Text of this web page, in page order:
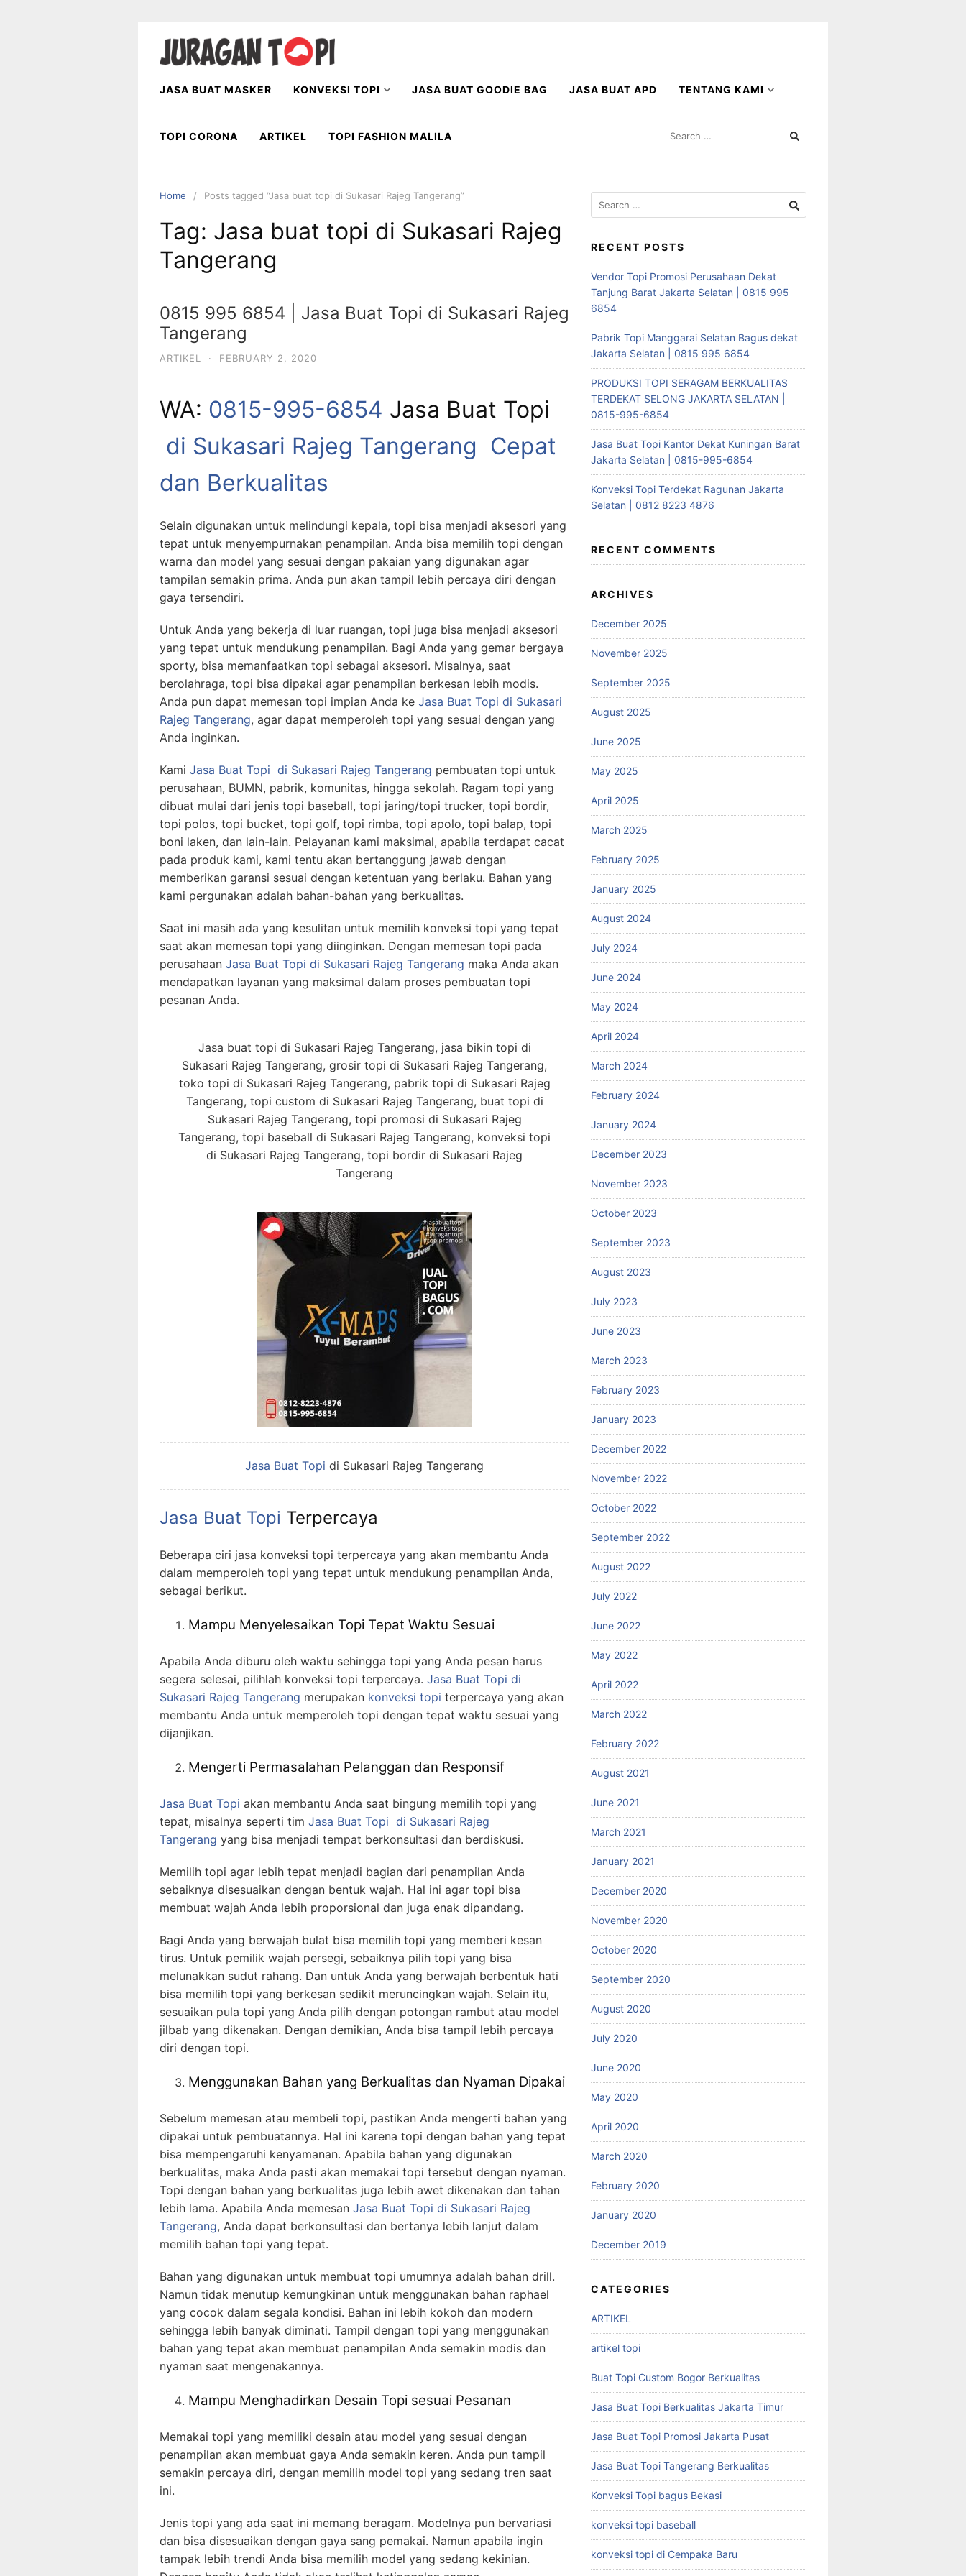
JASA BUAT MASKER KONVEKSI TOPI JASA BUAT GOODIE BAG JASA BUAT APD TENTANG KAMI
TOPI CORONA ARTIKEL TOPI FASHION MALILA
Home Posts tagged “Jasa buat topi di Sukasari Rajeg Tangerang”
Tag: Jasa buat topi di Sukasari Rajeg
Tangerang
0815 995 6854 | Jasa Buat Topi di Sukasari Rajeg
Tangerang
ARTIKEL · FEBRUARY 2, 2020
WA: 0815-995-6854 Jasa Buat Topi
di Sukasari Rajeg Tangerang Cepat
dan Berkualitas
Selain digunakan untuk melindungi kepala, topi bisa menjadi aksesori yang
tepat untuk menyempurnakan penampilan. Anda bisa memilih topi dengan
warna dan model yang sesuai dengan pakaian yang digunakan agar
tampilan semakin prima. Anda pun akan tampil lebih percaya diri dengan
gaya tersendiri.
Untuk Anda yang bekerja di luar ruangan, topi juga bisa menjadi aksesori
yang tepat untuk mendukung penampilan. Bagi Anda yang gemar bergaya
sporty, bisa memanfaatkan topi sebagai aksesori. Misalnya, saat
berolahraga, topi bisa dipakai agar penampilan berkesan lebih modis.
Anda pun dapat memesan topi impian Anda ke Jasa Buat Topi di Sukasari
Rajeg Tangerang, agar dapat memperoleh topi yang sesuai dengan yang
Anda inginkan.
Kami Jasa Buat Topi di Sukasari Rajeg Tangerang pembuatan topi untuk
perusahaan, BUMN, pabrik, komunitas, hingga sekolah. Ragam topi yang
dibuat mulai dari jenis topi baseball, topi jaring/topi trucker, topi bordir,
topi polos, topi bucket, topi golf, topi rimba, topi apolo, topi balap, topi
boni laken, dan lain-lain. Pelayanan kami maksimal, apabila terdapat cacat
pada produk kami, kami tentu akan bertanggung jawab dengan
memberikan garansi sesuai dengan ketentuan yang berlaku. Bahan yang
kami pergunakan adalah bahan-bahan yang berkualitas.
Saat ini masih ada yang kesulitan untuk memilih konveksi topi yang tepat
saat akan memesan topi yang diinginkan. Dengan memesan topi pada
perusahaan Jasa Buat Topi di Sukasari Rajeg Tangerang maka Anda akan
mendapatkan layanan yang maksimal dalam proses pembuatan topi
pesanan Anda.
Jasa buat topi di Sukasari Rajeg Tangerang, jasa bikin topi di
Sukasari Rajeg Tangerang, grosir topi di Sukasari Rajeg Tangerang,
toko topi di Sukasari Rajeg Tangerang, pabrik topi di Sukasari Rajeg
Tangerang, topi custom di Sukasari Rajeg Tangerang, buat topi di
Sukasari Rajeg Tangerang, topi promosi di Sukasari Rajeg
Tangerang, topi baseball di Sukasari Rajeg Tangerang, konveksi topi
di Sukasari Rajeg Tangerang, topi bordir di Sukasari Rajeg
Tangerang
Jasa Buat Topi di Sukasari Rajeg Tangerang
Jasa Buat Topi Terpercaya
Beberapa ciri jasa konveksi topi terpercaya yang akan membantu Anda
dalam memperoleh topi yang tepat untuk mendukung penampilan Anda,
sebagai berikut.
Mampu Menyelesaikan Topi Tepat Waktu Sesuai
Apabila Anda diburu oleh waktu sehingga topi yang Anda pesan harus
segera selesai, pilihlah konveksi topi terpercaya. Jasa Buat Topi di
Sukasari Rajeg Tangerang merupakan konveksi topi terpercaya yang akan
membantu Anda untuk memperoleh topi dengan tepat waktu sesuai yang
dijanjikan.
Mengerti Permasalahan Pelanggan dan Responsif
Jasa Buat Topi akan membantu Anda saat bingung memilih topi yang
tepat, misalnya seperti tim Jasa Buat Topi di Sukasari Rajeg
Tangerang yang bisa menjadi tempat berkonsultasi dan berdiskusi.
Memilih topi agar lebih tepat menjadi bagian dari penampilan Anda
sebaiknya disesuaikan dengan bentuk wajah. Hal ini agar topi bisa
membuat wajah Anda lebih proporsional dan juga enak dipandang.
Bagi Anda yang berwajah bulat bisa memilih topi yang memberi kesan
tirus. Untuk pemilik wajah persegi, sebaiknya pilih topi yang bisa
melunakkan sudut rahang. Dan untuk Anda yang berwajah berbentuk hati
bisa memilih topi yang berkesan sedikit meruncingkan wajah. Selain itu,
sesuaikan pula topi yang Anda pilih dengan potongan rambut atau model
jilbab yang dikenakan. Dengan demikian, Anda bisa tampil lebih percaya
diri dengan topi.
Menggunakan Bahan yang Berkualitas dan Nyaman Dipakai
Sebelum memesan atau membeli topi, pastikan Anda mengerti bahan yang
dipakai untuk pembuatannya. Hal ini karena topi dengan bahan yang tepat
bisa mempengaruhi kenyamanan. Apabila bahan yang digunakan
berkualitas, maka Anda pasti akan memakai topi tersebut dengan nyaman.
Topi dengan bahan yang berkualitas juga lebih awet dikenakan dan tahan
lebih lama. Apabila Anda memesan Jasa Buat Topi di Sukasari Rajeg
Tangerang, Anda dapat berkonsultasi dan bertanya lebih lanjut dalam
memilih bahan topi yang tepat.
Bahan yang digunakan untuk membuat topi umumnya adalah bahan drill.
Namun tidak menutup kemungkinan untuk menggunakan bahan raphael
yang cocok dalam segala kondisi. Bahan ini lebih kokoh dan modern
sehingga lebih banyak diminati. Tampil dengan topi yang menggunakan
bahan yang tepat akan membuat penampilan Anda semakin modis dan
nyaman saat mengenakannya.
Mampu Menghadirkan Desain Topi sesuai Pesanan
Memakai topi yang memiliki desain atau model yang sesuai dengan
penampilan akan membuat gaya Anda semakin keren. Anda pun tampil
semakin percaya diri, dengan memilih model topi yang sedang tren saat
ini.
Jenis topi yang ada saat ini memang beragam. Modelnya pun bervariasi
dan bisa disesuaikan dengan gaya sang pemakai. Namun apabila ingin
tampak lebih trendi Anda bisa memilih model yang sedang kekinian.
Search
for:
RECENT POSTS
Vendor Topi Promosi Perusahaan Dekat
Tanjung Barat Jakarta Selatan | 0815 995
6854
Pabrik Topi Manggarai Selatan Bagus dekat
Jakarta Selatan | 0815 995 6854
PRODUKSI TOPI SERAGAM BERKUALITAS
TERDEKAT SELONG JAKARTA SELATAN |
0815-995-6854
Jasa Buat Topi Kantor Dekat Kuningan Barat
Jakarta Selatan | 0815-995-6854
Konveksi Topi Terdekat Ragunan Jakarta
Selatan | 0812 8223 4876
RECENT COMMENTS
ARCHIVES
December 2025
November 2025
September 2025
August 2025
June 2025
May 2025
April 2025
March 2025
February 2025
January 2025
August 2024
July 2024
June 2024
May 2024
April 2024
March 2024
February 2024
January 2024
December 2023
November 2023
October 2023
September 2023
August 2023
July 2023
June 2023
March 2023
February 2023
January 2023
December 2022
November 2022
October 2022
September 2022
August 2022
July 2022
June 2022
May 2022
April 2022
March 2022
February 2022
August 2021
June 2021
March 2021
January 2021
December 2020
November 2020
October 2020
September 2020
August 2020
July 2020
June 2020
May 2020
April 2020
March 2020
February 2020
January 2020
December 2019
CATEGORIES
ARTIKEL
artikel topi
Buat Topi Custom Bogor Berkualitas
Jasa Buat Topi Berkualitas Jakarta Timur
Jasa Buat Topi Promosi Jakarta Pusat
Jasa Buat Topi Tangerang Berkualitas
Konveksi Topi bagus Bekasi
konveksi topi baseball
konveksi topi di Cempaka Baru